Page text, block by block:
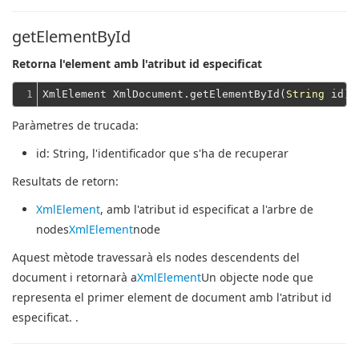
getElementById
Retorna l'element amb l'atribut id especificat
1 XmlElement XmlDocument.getElementById( String
Paràmetres de trucada:
id: String, l'identificador que s'ha de recuperar
Resultats de retorn:
XmlElement, amb l'atribut id especificat a l'arbre de
nodesXmlElementnode
Aquest mètode travessarà els nodes descendents del
document i retornarà aXmlElementUn objecte node que
representa el primer element de document amb l'atribut id
especificat. .